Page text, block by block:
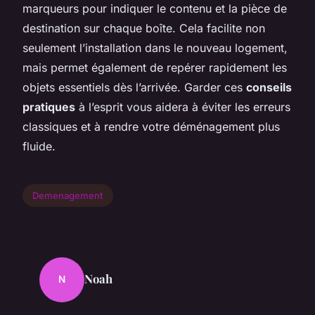
marqueurs pour indiquer le contenu et la pièce de
destination sur chaque boîte. Cela facilite non
seulement l’installation dans le nouveau logement,
mais permet également de repérer rapidement les
objets essentiels dès l’arrivée. Garder ces conseils
pratiques à l’esprit vous aidera à éviter les erreurs
classiques et à rendre votre déménagement plus
fluide.
Demenagement
N Noah